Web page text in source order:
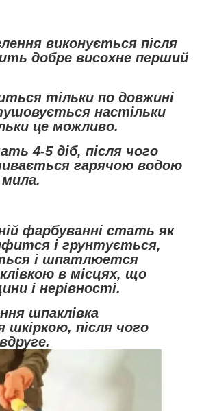
виконується після
добре висохне перший
тільки по довжині
настільки
це можливо.
4-5 діб, після чого
гарячою водою
фарбуванні стать як
і грунтується,
і шпатлюется
в місцях, що
і нерівності.
шпаклівка
шкіркою, після чого